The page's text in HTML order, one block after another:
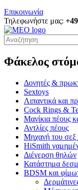
Επικοινωνία
Τηλεφωνήστε μας:
Φάκελος
Δονητές &
Sextoys
Λιπαντικά και
Cock Rings &
Μανίκια πέους
Αντλίες πέους
Μηχανή του σεξ
HiSmith
Διέγερση θηλών
Κατάστημα
BDSM και